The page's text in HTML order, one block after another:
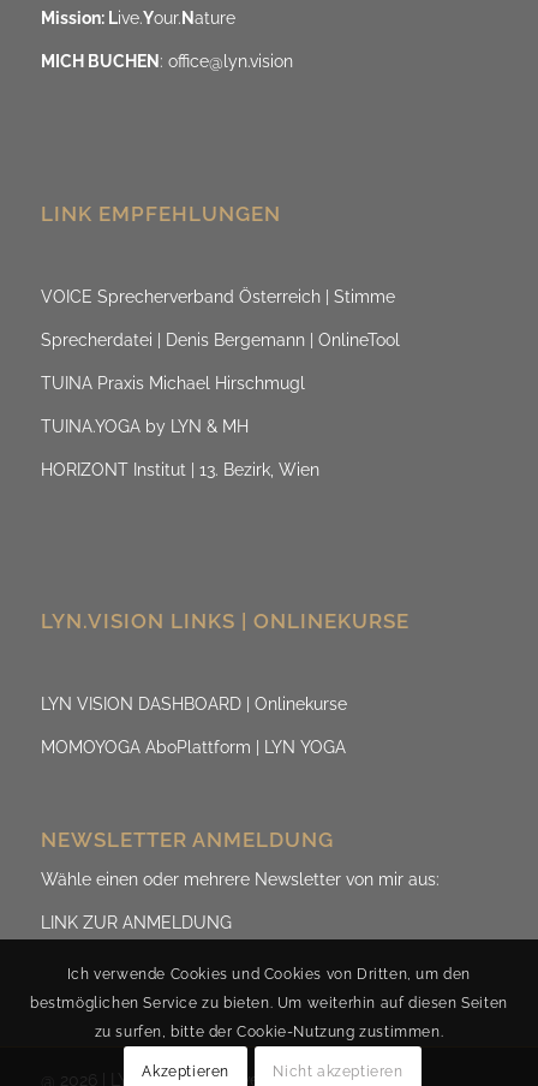
Mission: Live.Your. Nature
MICH BUCHEN : office@lyn.vision
LINK EMPFEHLUNGEN
VOICE Sprecherverband Österreich | Stimme
Sprecherdatei | Denis Bergemann | OnlineTool
TUINA Praxis Michael Hirschmugl
TUINA.YOGA by LYN & MH
HORIZONT Institut | 13. Bezirk, Wien
LYN.VISION LINKS | ONLINEKURSE
LYN VISION DASHBOARD | Onlinekurse
MOMOYOGA AboPlattform | LYN YOGA
NEWSLETTER ANMELDUNG
Wähle einen oder mehrere Newsletter von mir aus:
LINK ZUR ANMELDUNG
@ 2026 | LYN.ViSION by Evelyn Fischereder
Ich verwende Cookies und Cookies von Dritten, um den
bestmöglichen Service zu bieten. Um weiterhin auf diesen Seiten
zu surfen, bitte der Cookie-Nutzung zustimmen.
Akzeptieren Nicht akzeptieren